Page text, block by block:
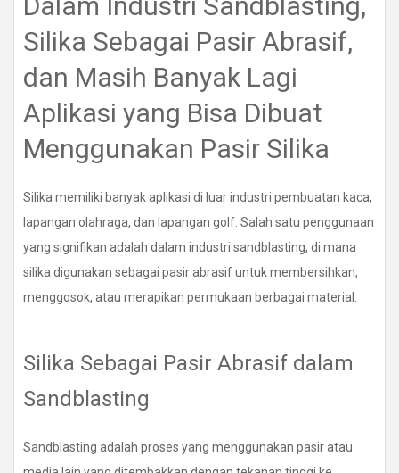
Silika Sebagai Pasir Abrasif,
dan Masih Banyak Lagi
Aplikasi yang Bisa Dibuat
Menggunakan Pasir Silika
Silika memiliki banyak aplikasi di luar industri pembuatan kaca,
lapangan olahraga, dan lapangan golf. Salah satu penggunaan
yang signifikan adalah dalam industri sandblasting, di mana
silika digunakan sebagai pasir abrasif untuk membersihkan,
menggosok, atau merapikan permukaan berbagai material.
Silika Sebagai Pasir Abrasif dalam
Sandblasting
Sandblasting adalah proses yang menggunakan pasir atau